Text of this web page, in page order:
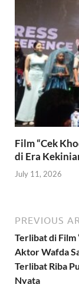
Film “Cek
di Era
July 11, 2026
PREVIOUS
Terlibat di Film
Aktor Wafda
Terlibat Riba
Nyata